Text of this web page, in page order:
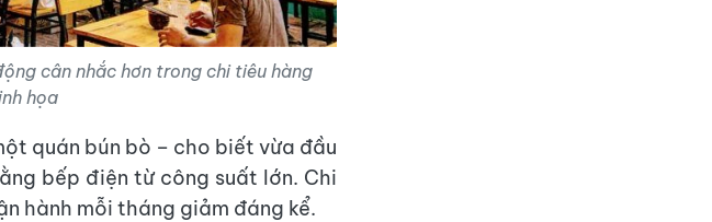
cân nhắc hơn trong chi tiêu hàng
họa
quán bún bò – cho biết vừa đầu
bếp điện từ công suất lớn. Chi
hành mỗi tháng giảm đáng kể.